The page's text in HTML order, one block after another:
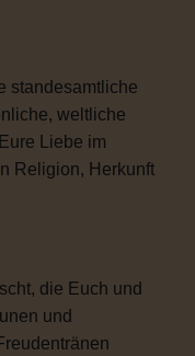
standesamtliche
weltliche
Liebe im
Religion, Herkunft
die Euch und
und